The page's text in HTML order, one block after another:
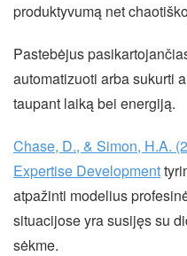
produktyvumą net
Pastebėjus
automatizuoti arba sukurti
taupant laiką bei energiją.
Chase, D., & Simon, H.A.
Expertise Development
atpažinti modelius
situacijose yra susijęs su
sėkme.